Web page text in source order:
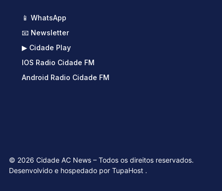
📱 WhatsApp
📧 Newsletter
▶ Cidade Play
IOS Radio Cidade FM
Android Radio Cidade FM
© 2026 Cidade AC News – Todos os direitos reservados.
Desenvolvido e hospedado por TupaHost .